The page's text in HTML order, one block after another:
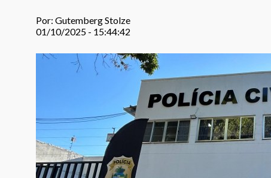
Por: Gutemberg Stolze
01/10/2025 - 15:44:42